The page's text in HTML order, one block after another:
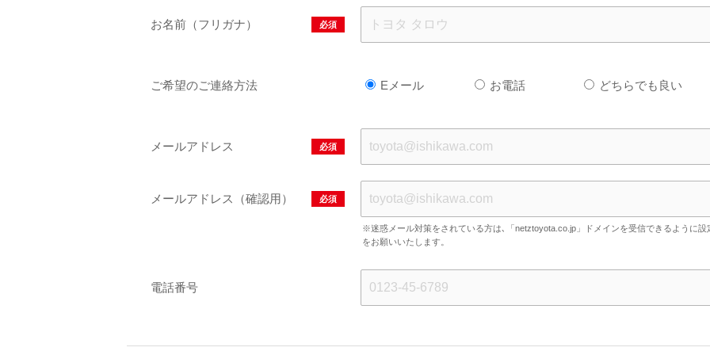
お名前（フリガナ） 必須
ご希望のご連絡方法 Eメール お電話 どちらでも良い
メールアドレス 必須
メールアドレス（確認用） 必須
※迷惑メール対策をされている方は､「netztoyota.co.jp」ドメインを受信できるように設
をお願いいたします。
電話番号